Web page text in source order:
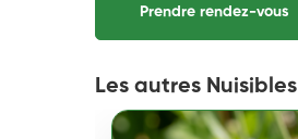
Prendre rendez-vous
Les autres Nuisibles